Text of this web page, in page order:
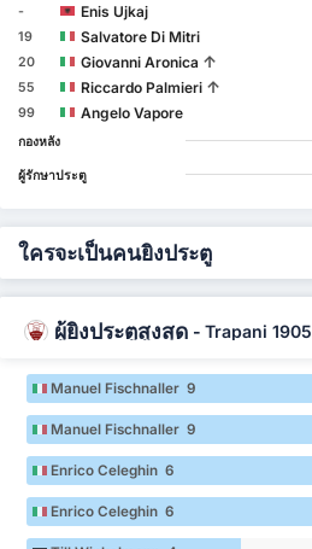
-
Enis Ujkaj
19
Salvatore Di Mitri
20
Giovanni Aronica ↑
55
Riccardo Palmieri ↑
99 Angelo Vapore
กองหลัง
ผู้รักษาประตู
ใครจะเป็นคนยิงประตู
ผู้ยิงประตูสูงสุด - Trapani 1905
Manuel Fischnaller 9
Manuel Fischnaller 9
Enrico Celeghin 6
Enrico Celeghin 6